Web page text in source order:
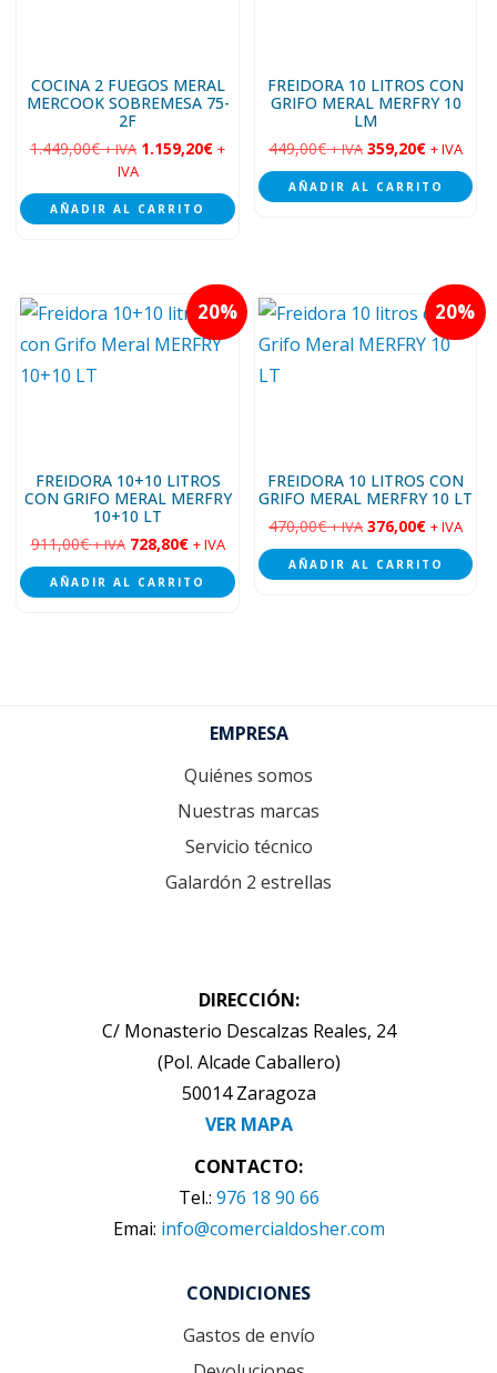
COCINA 2 FUEGOS MERAL
MERCOOK SOBREMESA 75-
2F
1.449,00€ + IVA 1.159,20€ +
IVA
AÑADIR AL CARRITO
FREIDORA 10 LITROS CON
GRIFO MERAL MERFRY 10
LM
449,00€ + IVA 359,20€ + IVA
AÑADIR AL CARRITO
20
FREIDORA 10+10 LITROS
CON GRIFO MERAL MERFRY
10+10 LT
911,00€ + IVA 728,80€ + IVA
AÑADIR AL CARRITO
20
FREIDORA 10 LITROS CON
GRIFO MERAL MERFRY 10 LT
470,00€ + IVA 376,00€ + IVA
AÑADIR AL CARRITO
EMPRESA
Quiénes somos
Nuestras marcas
Servicio técnico
Galardón 2 estrellas
DIRECCIÓN:
C/ Monasterio Descalzas Reales, 24
(Pol. Alcade Caballero)
50014 Zaragoza
VER MAPA
CONTACTO:
Tel.: 976 18 90 66
Emai: info@comercialdosher.com
CONDICIONES
Gastos de envío